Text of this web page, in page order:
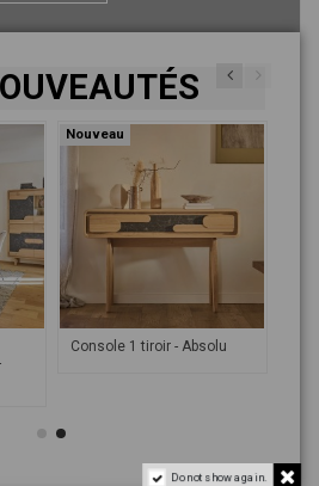
Nouveau
Console 1 tiroir - Absolu
Do not show again.